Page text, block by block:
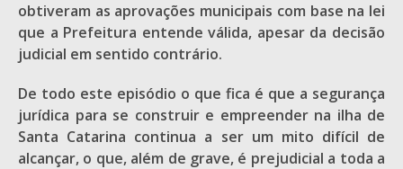
obtiveram as aprovações municipais com base na lei
que a Prefeitura entende válida, apesar da decisão
judicial em sentido contrário.
De todo este episódio o que fica é que a segurança
jurídica para se construir e empreender na ilha de
Santa Catarina continua a ser um mito difícil de
alcançar, o que, além de grave, é prejudicial a toda a